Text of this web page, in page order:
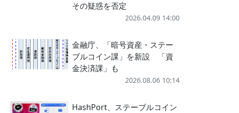
その疑惑を否定
2026.04.09 14:00
金融庁、「暗号資産・ステー
ブルコイン課」を新設 「資
金決済課」も
2026.08.06 10:14
HashPort、ステーブルコイン